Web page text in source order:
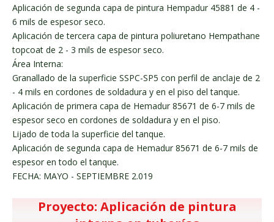
Aplicación de segunda capa de pintura Hempadur 45881 de 4 -
6 mils de espesor seco.
Aplicación de tercera capa de pintura poliuretano Hempathane
topcoat de 2 - 3 mils de espesor seco.
Área Interna:
Granallado de la superficie SSPC-SP5 con perfil de anclaje de 2
- 4 mils en cordones de soldadura y en el piso del tanque.
Aplicación de primera capa de Hemadur 85671 de 6-7 mils de
espesor seco en cordones de soldadura y en el piso.
Lijado de toda la superficie del tanque.
Aplicación de segunda capa de Hemadur 85671 de 6-7 mils de
espesor en todo el tanque.
FECHA: MAYO - SEPTIEMBRE 2.019
Proyecto: Aplicación de pintura